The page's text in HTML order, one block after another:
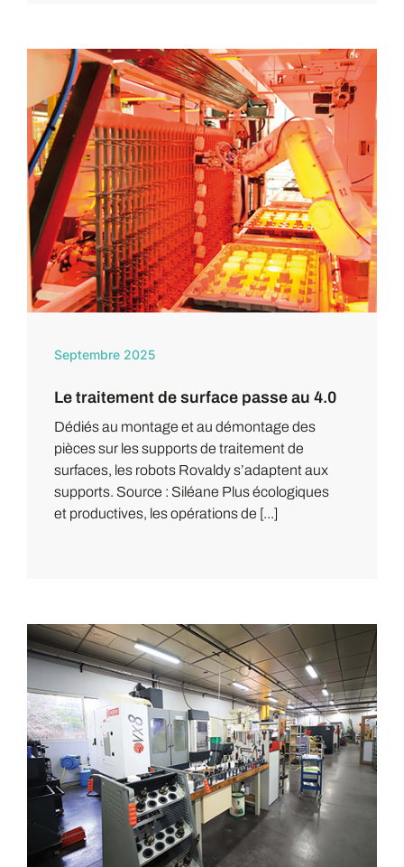
Septembre 2025
Le traitement de surface passe au 4.0
Dédiés au montage et au démontage des
pièces sur les supports de traitement de
surfaces, les robots Rovaldy s’adaptent aux
supports. Source : Siléane Plus écologiques
et productives, les opérations de [...]